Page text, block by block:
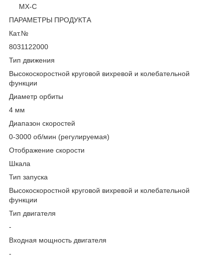
МХ-С
ПАРАМЕТРЫ ПРОДУКТА
Кат.№
8031122000
Тип движения
Высокоскоростной круговой вихревой и колебательной
функции
Диаметр орбиты
4 мм
Диапазон скоростей
0-3000 об/мин (регулируемая)
Отображение скорости
Шкала
Тип запуска
Высокоскоростной круговой вихревой и колебательной
функции
Тип двигателя
-
Входная мощность двигателя
-